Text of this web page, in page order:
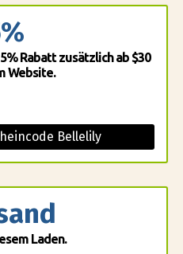
Rabatt zusätzlich ab $30
Website.
Bellelily
Laden.